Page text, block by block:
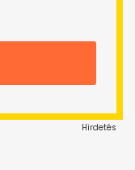
Hirdetés